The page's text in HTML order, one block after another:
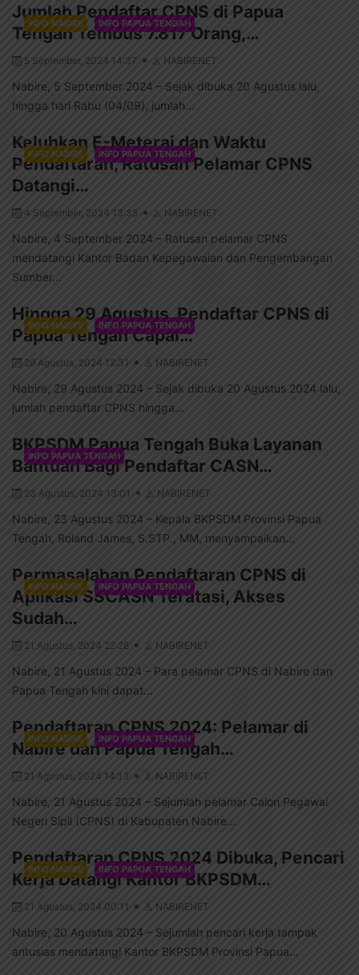
INFO NABIRE INFO PAPUA TENGAH
Jumlah Pendaftar CPNS di Papua
Tengah Tembus 7.817 Orang,…
5 September, 2024 14:37 NABIRENET
Nabire, 5 September 2024 – Sejak dibuka 20 Agustus lalu,
hingga hari Rabu (04/09), jumlah...
INFO NABIRE INFO PAPUA TENGAH
Keluhkan E-Meterai dan Waktu
Pendaftaran, Ratusan Pelamar CPNS
Datangi…
4 September, 2024 13:35 NABIRENET
Nabire, 4 September 2024 – Ratusan pelamar CPNS
mendatangi Kantor Badan Kepegawaian dan Pengembangan
Sumber...
INFO NABIRE INFO PAPUA TENGAH
Hingga 29 Agustus, Pendaftar CPNS di
Papua Tengah Capai…
29 Agustus, 2024 12:31 NABIRENET
Nabire, 29 Agustus 2024 – Sejak dibuka 20 Agustus 2024 lalu,
jumlah pendaftar CPNS hingga...
INFO PAPUA TENGAH
BKPSDM Papua Tengah Buka Layanan
Bantuan Bagi Pendaftar CASN…
23 Agustus, 2024 13:01 NABIRENET
Nabire, 23 Agustus 2024 – Kepala BKPSDM Provinsi Papua
Tengah, Roland James, S.STP., MM, menyampaikan...
INFO NABIRE INFO PAPUA TENGAH
Permasalahan Pendaftaran CPNS di
Aplikasi SSCASN Teratasi, Akses
Sudah…
21 Agustus, 2024 22:28 NABIRENET
Nabire, 21 Agustus 2024 – Para pelamar CPNS di Nabire dan
Papua Tengah kini dapat...
INFO NABIRE INFO PAPUA TENGAH
Pendaftaran CPNS 2024: Pelamar di
Nabire dan Papua Tengah…
21 Agustus, 2024 14:13 NABIRENET
Nabire, 21 Agustus 2024 – Sejumlah pelamar Calon Pegawai
Negeri Sipil (CPNS) di Kabupaten Nabire...
INFO NABIRE INFO PAPUA TENGAH
Pendaftaran CPNS 2024 Dibuka, Pencari
Kerja Datangi Kantor BKPSDM…
21 Agustus, 2024 00:11 NABIRENET
Nabire, 20 Agustus 2024 – Sejumlah pencari kerja tampak
antusias mendatangi Kantor BKPSDM Provinsi Papua...